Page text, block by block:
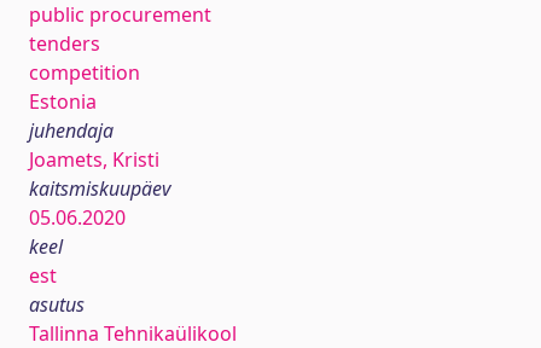
public procurement
tenders
competition
Estonia
juhendaja
Joamets, Kristi
kaitsmiskuupäev
05.06.2020
keel
est
asutus
Tallinna Tehnikaülikool